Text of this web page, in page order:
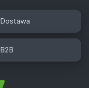
Dostawa
B2B